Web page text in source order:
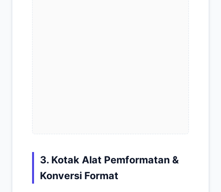
3. Kotak Alat Pemformatan &
Konversi Format